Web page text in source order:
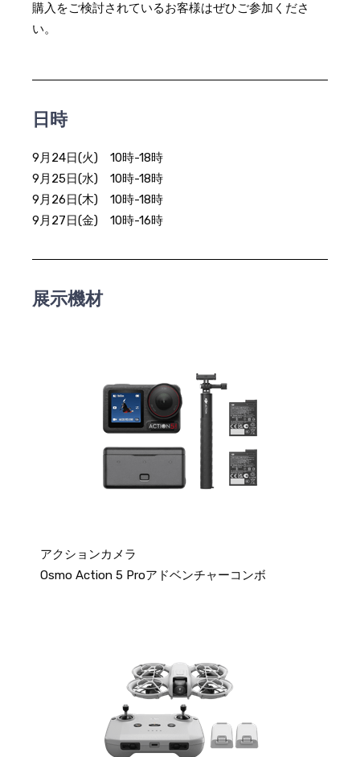
購入をご検討されているお客様はぜひご参加くださ
い。
日時
9月24日(火) 10時-18時
9月25日(水) 10時-18時
9月26日(木) 10時-18時
9月27日(金) 10時-16時
展示機材
アクションカメラ
Osmo Action 5 Proアドベンチャーコンボ